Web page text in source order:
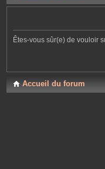
Êtes-vous sûr(e) de vouloir
Accueil du forum